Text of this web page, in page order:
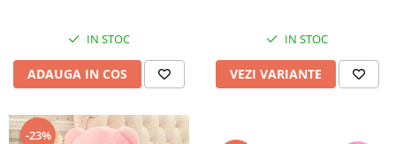
IN STOC
ADAUGA IN COS
IN STOC
VEZI VARIANTE
-23%